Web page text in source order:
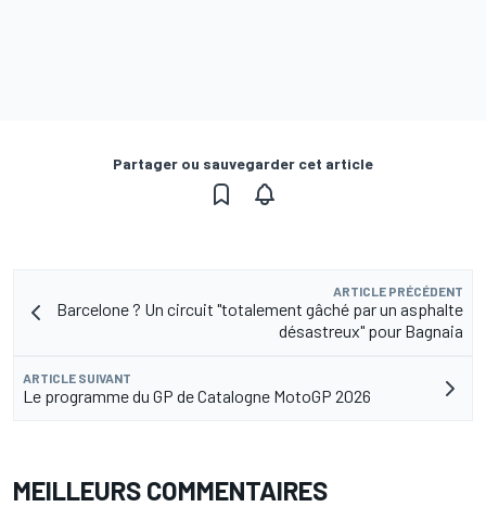
Partager ou sauvegarder cet article
ARTICLE PRÉCÉDENT
Barcelone ? Un circuit "totalement gâché par un asphalte
désastreux" pour Bagnaia
ARTICLE SUIVANT
Le programme du GP de Catalogne MotoGP 2026
MEILLEURS COMMENTAIRES